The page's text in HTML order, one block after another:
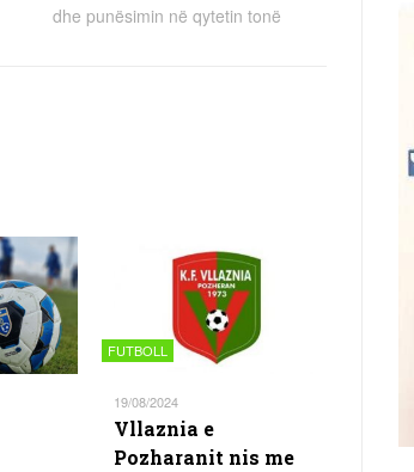
dhe punësimin në qytetin tonë
FUTBOLL
19/08/2024
Vllaznia e
Pozharanit nis me